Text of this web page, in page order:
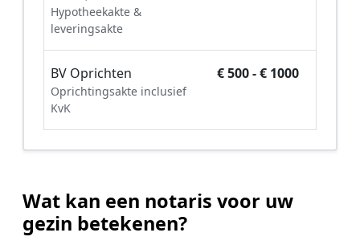
Hypotheekakte &
leveringsakte
BV Oprichten
Oprichtingsakte inclusief
KvK
€ 500 - € 1000
Wat kan een notaris voor uw
gezin betekenen?